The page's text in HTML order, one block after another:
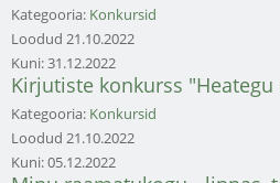
Kategooria: Konkursid
Loodud 21.10.2022
Kuni:31.12.2022
Kirjutiste konkurss "Heategu
Kategooria: Konkursid
Loodud 21.10.2022
Kuni:05.12.2022